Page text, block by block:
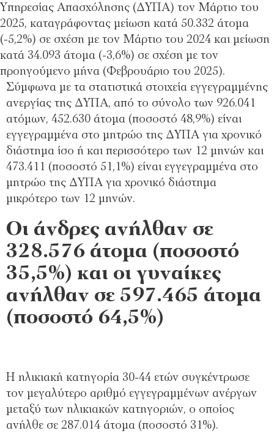
Υπηρεσίας Απασχόλησης (ΔΥΠΑ) τον Μάρτιο του
2025, καταγράφοντας μείωση κατά 50.332 άτομα
(-5,2%) σε σχέση με τον Μάρτιο του 2024 και μείωση
κατά 34.093 άτομα (-3,6%) σε σχέση με τον
προηγούμενο μήνα (Φεβρουάριο του 2025).
Σύμφωνα με τα στατιστικά στοιχεία εγγεγραμμένης
ανεργίας της ΔΥΠΑ, από το σύνολο των 926.041
ατόμων, 452.630 άτομα (ποσοστό 48,9%) είναι
εγγεγραμμένα στο μητρώο της ΔΥΠΑ για χρονικό
διάστημα ίσο ή και περισσότερο των 12 μηνών και
473.411 (ποσοστό 51,1%) είναι εγγεγραμμένα στο
μητρώο της ΔΥΠΑ για χρονικό διάστημα
μικρότερο των 12 μηνών.
Οι άνδρες ανήλθαν σε
328.576 άτομα (ποσοστό
35,5%) και οι γυναίκες
ανήλθαν σε 597.465 άτομα
(ποσοστό 64,5%)
Η ηλικιακή κατηγορία 30-44 ετών συγκέντρωσε
τον μεγαλύτερο αριθμό εγγεγραμμένων ανέργων
μεταξύ των ηλικιακών κατηγοριών, ο οποίος
ανήλθε σε 287.014 άτομα (ποσοστό 31%).